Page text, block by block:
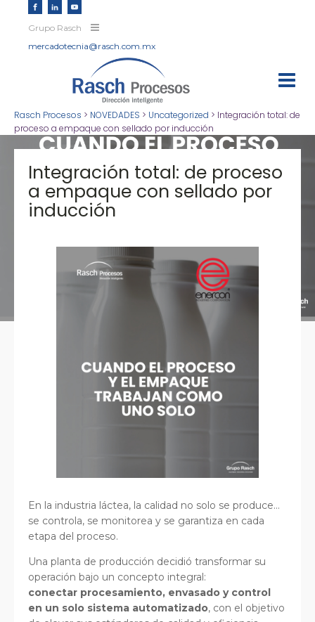
Grupo Rasch
mercadotecnia@rasch.com.mx
Rasch Procesos > NOVEDADES > Uncategorized > Integración total: de
proceso a empaque con sellado por inducción
Integración total: de proceso
a empaque con sellado por
inducción
En la industria láctea, la calidad no solo se produce…
se controla, se monitorea y se garantiza en cada
etapa del proceso.
Una planta de producción decidió transformar su
operación bajo un concepto integral:
conectar procesamiento, envasado y control
en un solo sistema automatizado, con el objetivo